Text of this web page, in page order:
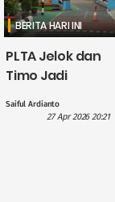
BERITA HARI INI
PLTA Jelok dan
Timo Jadi
dalam
Saiful Ardianto
27 Apr 2026 20:21